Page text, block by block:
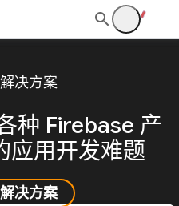
决方案
种 Firebase 产
应用开发难题
决方案